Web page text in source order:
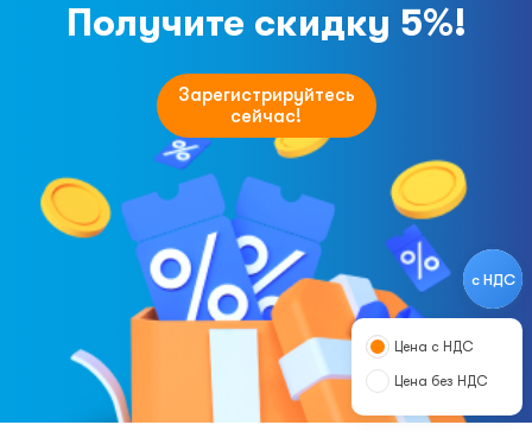
с НДС
Цена с НДС
Цена без НДС
Получите скидку 5%!
Зарегистрируйтесь
сейчас!